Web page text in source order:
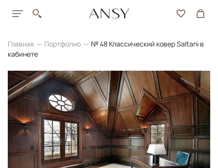
Главная Портфолио
№ 48 Классический ковер Saltani в
кабинете